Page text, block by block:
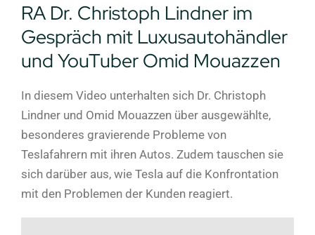
RA Dr. Christoph Lindner im
Gespräch mit Luxusautohändler
und YouTuber Omid Mouazzen
In diesem Video unterhalten sich Dr. Christoph
Lindner und Omid Mouazzen über ausgewählte,
besonderes gravierende Probleme von
Teslafahrern mit ihren Autos. Zudem tauschen sie
sich darüber aus, wie Tesla auf die Konfrontation
mit den Problemen der Kunden reagiert.